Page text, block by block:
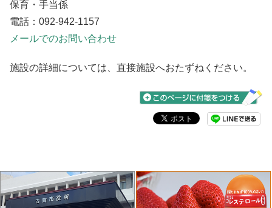
保育・手当係
電話：092-942-1157
メールでのお問い合わせ
施設の詳細については、直接施設へおたずねください。